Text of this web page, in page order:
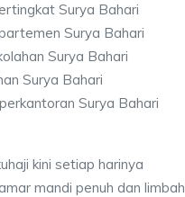
Surya Bahari
Surya Bahari
Surya Bahari
Surya Bahari
Surya Bahari
kini setiap harinya
mandi penuh dan limbah